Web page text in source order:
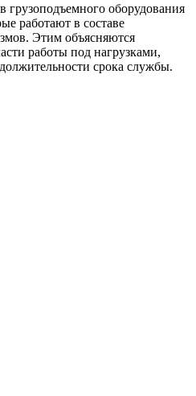
оборудования
работают в составе
Этим объясняются
работы под нагрузками,
срока службы.